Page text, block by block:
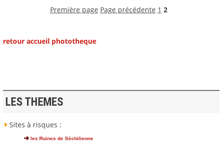
Première page Page précédente 1 2
retour accueil phototheque
LES THEMES
Sites à risques :
les Ruines de Séchilienne